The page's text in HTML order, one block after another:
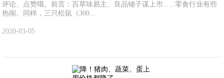
评论、点赞哦。前言：百草味易主、良品铺子谋上市......零食行业有些
热闹。同样，三只松鼠（300...
2020-03-05